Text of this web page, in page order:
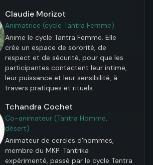
Claudie Morizot
Animatrice (cycle Tantra Femme)
Anime le cycle Tantra Femme. Elle
crée un espace de sororité, de
respect et de sécurité, pour que les
participantes contactent leur intime,
leur puissance et leur sensibilité, à
travers pratiques et rituels.
Tchandra Cochet
Co-animateur (Tantra Homme,
désert)
Animateur de cercles d'hommes,
membre du MKP. Tantrika
expérimenté, passé par le cycle Tantra